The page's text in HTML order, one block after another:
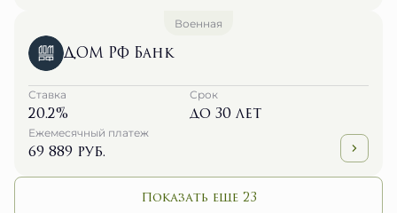
Военная
ДОМ РФ Банк
Ставка
20.2%
Срок
до 30 лет
Ежемесячный платеж
69 889 руб.
Показать еще 23